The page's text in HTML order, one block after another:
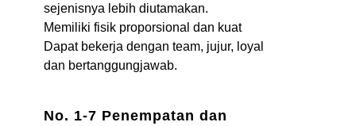
sejenisnya lebih diutamakan.
Memiliki fisik proporsional dan kuat
Dapat bekerja dengan team, jujur, loyal
dan bertanggungjawab.
No. 1-7 Penempatan dan